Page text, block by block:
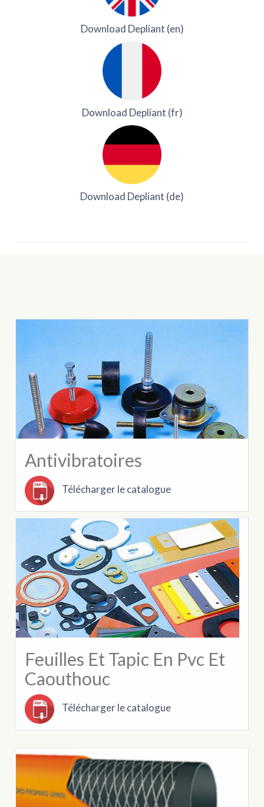
Download Depliant (en)
Download Depliant (fr)
Download Depliant (de)
Antivibratoires
Télécharger le catalogue
Feuilles Et Tapic En Pvc Et
Caouthouc
Télécharger le catalogue